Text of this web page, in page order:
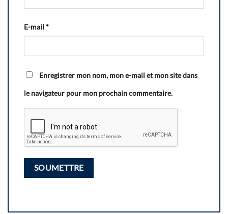
E-mail *
Enregistrer mon nom, mon e-mail et mon site dans
le navigateur pour mon prochain commentaire.